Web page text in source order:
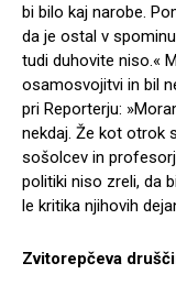
bi bilo kaj narobe.
da je ostal v
tudi duhovite niso.«
osamosvojitvi in bil
pri Reporterju:
nekdaj. Že kot otrok
sošolcev in
politiki niso zreli, da
le kritika njihovih
Zvitorepčeva